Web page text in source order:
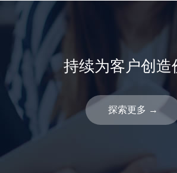
持续为客户创造
探索更多 →